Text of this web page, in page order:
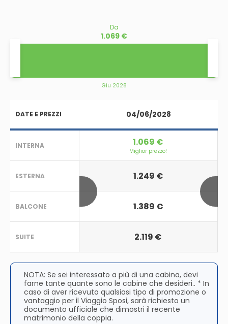
Da
1.069 €
Giu 2028
DATE E PREZZI
INTERNA
ESTERNA
BALCONE
SUITE
04/06/2028
1.069 €
Miglior prezzo!
1.249 €
1.389 €
2.119 €
NOTA: Se sei interessato a più di una cabina, devi
farne tante quante sono le cabine che desideri.. * In
caso di aver ricevuto qualsiasi tipo di promozione o
vantaggio per il Viaggio Sposi, sarà richiesto un
documento ufficiale che dimostri il recente
matrimonio della coppia.